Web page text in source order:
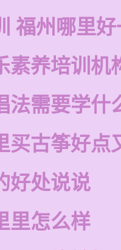
福州哪里
素养培训机
法需要学什
买古筝好点
好处说说
里怎么样